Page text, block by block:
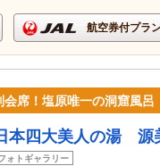
航空券付プラ
会席！塩原唯一の洞窟風呂
本四大美人の湯
ォトギャラリー